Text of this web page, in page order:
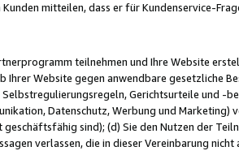
mitteilen, dass er für Kundenservice-
teilnehmen und Ihre Website
Website gegen anwendbare gesetzliche
Gerichtsurteile und -
Datenschutz, Werbung und Marketing)
sind); (d) Sie den Nutzen der
verlassen, die in dieser Vereinbarung nicht